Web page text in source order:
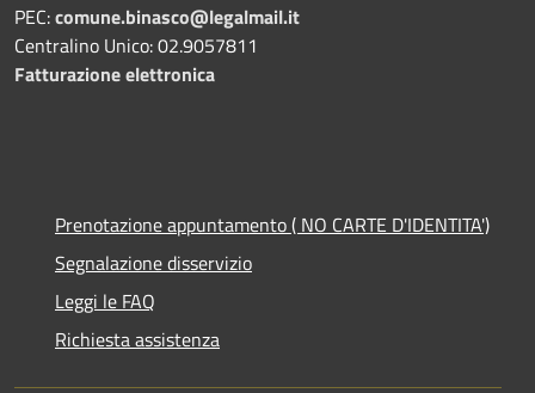
PEC:comune.binasco@legalmail.it
Centralino Unico: 02.9057811
Fatturazione elettronica
Prenotazione appuntamento ( NO CARTE D'IDENTITA')
Segnalazione disservizio
Leggi le FAQ
Richiesta assistenza